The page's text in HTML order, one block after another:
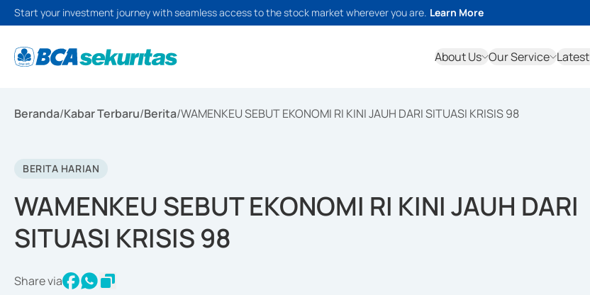
Start your investment journey with seamless access to the stock market wherever you are. Learn More
About Us Our Service
Beranda/Kabar Terbaru/Berita/WAMENKEU SEBUT EKONOMI RI KINI JAUH DARI SITUASI KRISIS 98
BERITA HARIAN
WAMENKEU SEBUT EKONOMI RI KINI JAUH DARI
SITUASI KRISIS 98
Share via